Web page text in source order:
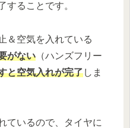
することです。
＆空気を入れている
がない （ハンズフリー
と空気入れが完了しま
ているので、タイヤに